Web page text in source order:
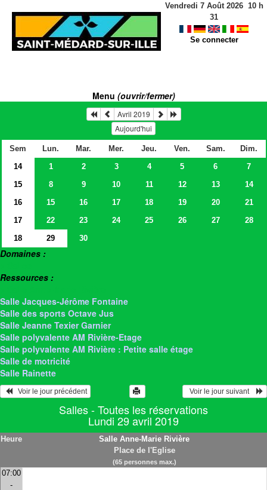
Vendredi 7 Août 2026 10h
31
Se connecter
Menu (ouvrir/fermer)
Avril 2019
Aujourd'hui
Sem Lun. Mar. Mer. Jeu. Ven. Sam.
Dim.
14
1 2 3 4 5 6
7
15
8 9 10 11 12 13
14
16
15 16 17 18 19 20
21
17
22 23 24 25 26 27
28
18
29 30
Domaines :
Ressources :
Salle Jacques-Jérôme Fontaine
Salle des sports Octave Jus
Salle Jeanne Texier Garnier
Salle polyvalente AM Rivière-Etage
Salle polyvalente AM Rivière : Petite salle étage
Salle de motricité
Salle Rainette
   Voir le jour précédent
  Voir le jour suivant
Salles - Toutes les réservations
Lundi 29 avril 2019
Heure
Salle Anne-Marie Rivière
Place de l'Eglise
(65 personnes max.)
07:00
-